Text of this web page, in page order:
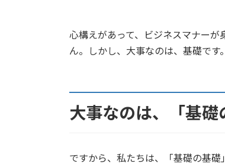
心構えがあって、ビジネスマナー
ん。しかし、大事なのは、基礎です。
大事なのは、「基
ですから、私たちは、「基礎の基